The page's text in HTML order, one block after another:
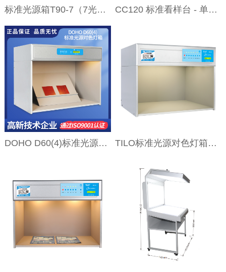
标准光源箱T90-7（7光源） CC120 标准看样台 - 单光源双光源三光源
DOHO D60(4)标准光源对色灯箱 TILO标准光源对色灯箱P60(6)